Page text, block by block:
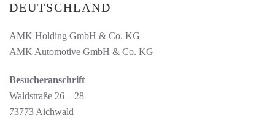
DEUTSCHLAND
AMK Holding GmbH & Co. KG
AMK Automotive GmbH & Co. KG
Besucheranschrift
Waldstraße 26 – 28
73773 Aichwald